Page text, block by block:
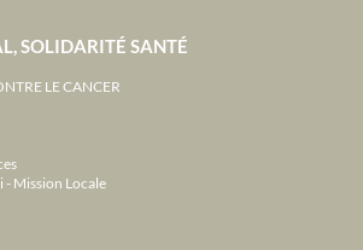
SOLIDARITÉ SANTÉ
LE CANCER
- Mission Locale